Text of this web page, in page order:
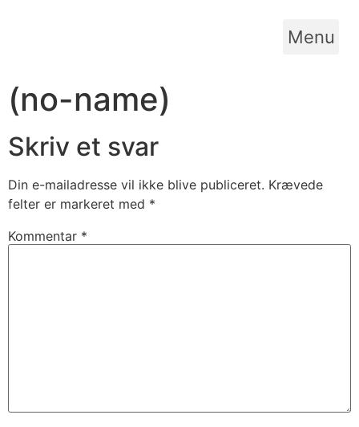
Menu
(no-name)
Skriv et svar
Din e-mailadresse vil ikke blive publiceret. Krævede
felter er markeret med *
Kommentar *